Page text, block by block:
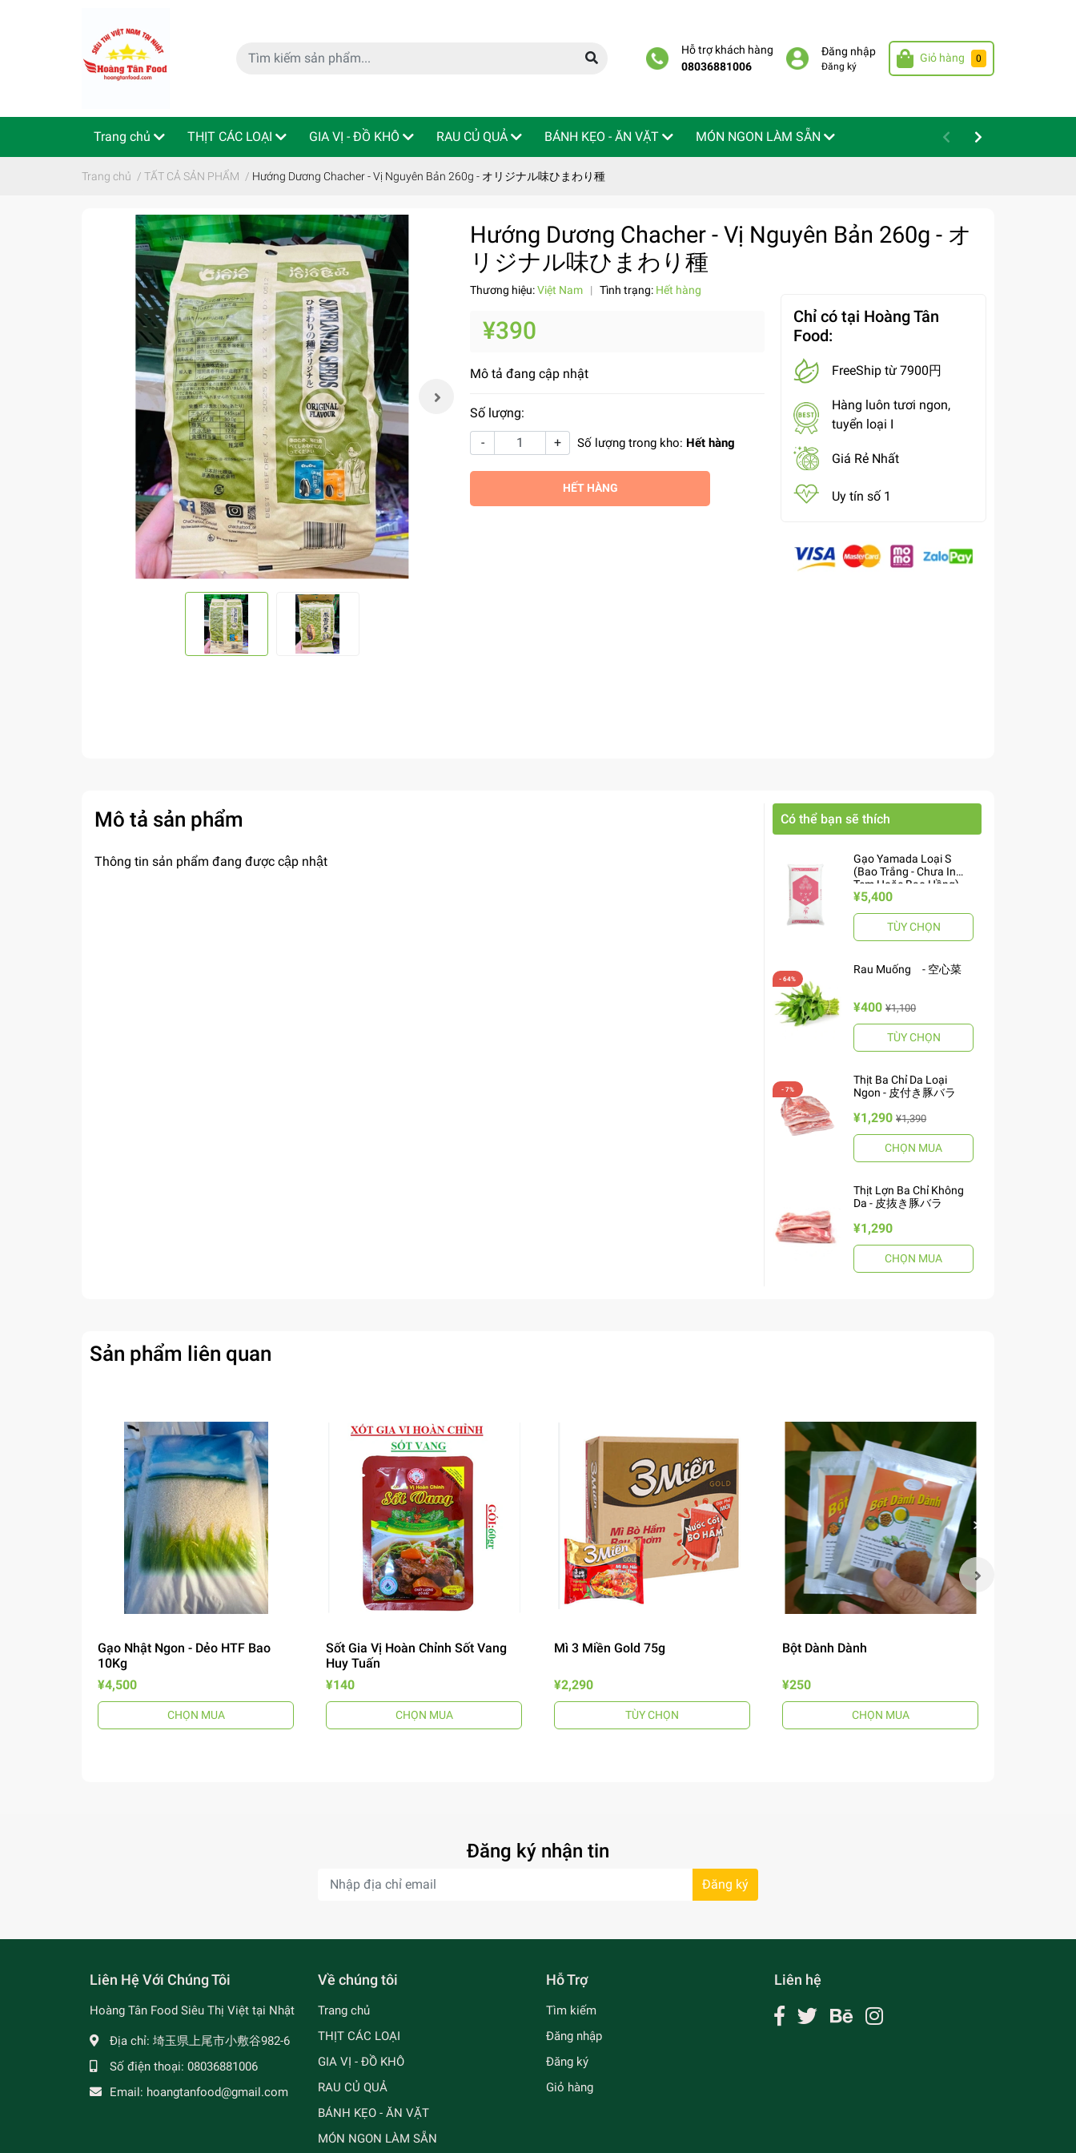
Hỗ trợ khách hàng
08036881006
Đăng nhập
Đăng ký
Giỏ hàng 0
Trang chủ THỊT CÁC LOẠI GIA VỊ - ĐỒ KHÔ RAU CỦ QUẢ BÁNH KẸO - ĂN VẶT MÓN NGON LÀM SẴN
特定商取引法 Indo - ThaiLan
Trang chủ / TẤT CẢ SẢN PHẨM / Hướng Dương Chacher - Vị Nguyên Bản 260g - オリジナル味ひまわり種
Hướng Dương Chacher - Vị Nguyên Bản 260g - オ
リジナル味ひまわり種
Thương hiệu:Việt Nam | Tình trạng: Hết hàng
¥390
Mô tả đang cập nhật
Số lượng:
-
+ Số lượng trong kho: Hết hàng
HẾT HÀNG
Chỉ có tại Hoàng Tân
Food:
FreeShip từ 7900円
Hàng luôn tươi ngon,
tuyển loại I
Giá Rẻ Nhất
Uy tín số 1
Mô tả sản phẩm
Thông tin sản phẩm đang được cập nhật
Có thể bạn sẽ thích
Gạo Yamada Loại S
(Bao Trắng - Chưa In
Tem Hoặc Bao Hồng)
10kg ヤマダお米 S
¥5,400
TÙY CHỌN
Rau Muống - 空心菜
¥400 ¥1,100
TÙY CHỌN
Thịt Ba Chỉ Da Loại
Ngon - 皮付き豚バラ
¥1,290 ¥1,390
CHỌN MUA
Thịt Lợn Ba Chỉ Không
Da - 皮抜き豚バラ
¥1,290
CHỌN MUA
Sản phẩm liên quan
Gạo Nhật Ngon - Dẻo HTF Bao
10Kg
¥4,500
CHỌN MUA
Sốt Gia Vị Hoàn Chỉnh Sốt Vang
Huy Tuấn
¥140
CHỌN MUA
Mì 3 Miền Gold 75g
¥2,290
TÙY CHỌN
Bột Dành Dành
¥250
CHỌN MUA
Đăng ký nhận tin
Đăng ký
Liên Hệ Với Chúng Tôi
Hoàng Tân Food Siêu Thị Việt tại Nhật
Địa chỉ: 埼玉県上尾市小敷谷982-6
Số điện thoại: 08036881006
Email: hoangtanfood@gmail.com
Về chúng tôi
Trang chủ
THỊT CÁC LOẠI
GIA VỊ - ĐỒ KHÔ
RAU CỦ QUẢ
BÁNH KẸO - ĂN VẶT
MÓN NGON LÀM SẴN
Hỗ Trợ
Tìm kiếm
Đăng nhập
Đăng ký
Giỏ hàng
Liên hệ